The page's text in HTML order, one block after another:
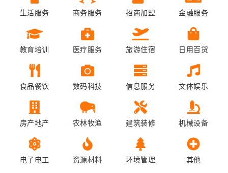
生活服务 商务服务 招商加盟 金融服务
教育培训 医疗服务 旅游住宿 日用百货
食品餐饮 数码科技 信息服务 文体娱乐
房产地产 农林牧渔 建筑装修 机械设备
电子电工 资源材料 环境管理 其他